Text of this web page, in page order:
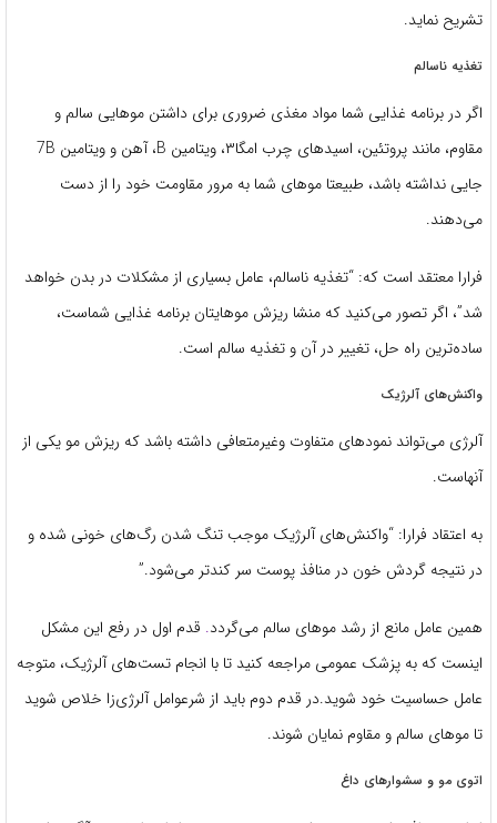
تشریح نماید.
تغذیه ناسالم
اگر در برنامه غذایی شما مواد مغذی ضروری برای داشتن موهایی سالم و
مقاوم، مانند پروتئین، اسیدهای چرب امگا۳، ویتامین B، آهن و ویتامین 7B
جایی نداشته باشد، طبیعتا موهای شما به مرور مقاومت خود را از دست
می‌دهند.
فرارا معتقد است که: “تغذیه ناسالم، عامل بسیاری از مشکلات در بدن خواهد
شد”، اگر تصور می‌کنید که منشا ریزش موهایتان برنامه غذایی شماست،
ساده‌ترین راه حل، تغییر در آن و تغذیه سالم است.
واکنش‌های آلرژیک
آلرژی می‌تواند نمودهای متفاوت وغیر‌متعافی داشته باشد که ریزش مو یکی از
آنهاست.
به اعتقاد فرارا: “واکنش‌های آلرژیک موجب تنگ شدن رگ‌های خونی شده و
در نتیجه گردش خون در منافذ پوست سر کندتر می‌شود.”
همین عامل مانع از رشد موهای سالم می‌گردد. قدم اول در رفع این مشکل
اینست که به پزشک عمومی مراجعه کنید تا با انجام تست‌های آلرژیک، متوجه
عامل حساسیت خود شوید.در قدم دوم باید از شرعوامل آلرژی‌‌زا خلاص شوید
تا موهای سالم و مقاوم نمایان شوند.
اتوی مو و سشوارهای داغ